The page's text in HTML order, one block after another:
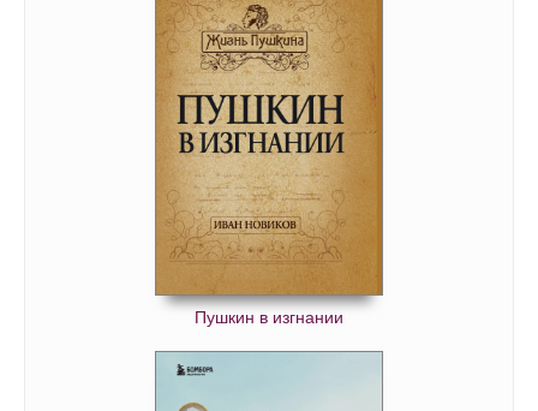
Пушкин в изгнании